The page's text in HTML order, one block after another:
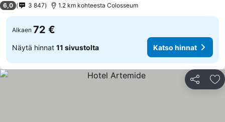
6,0 3 847 1.2 km kohteesta Colosseum
Alkaen 72 €
Näytä hinnat 11 sivustolta Katso hinnat
Jaa